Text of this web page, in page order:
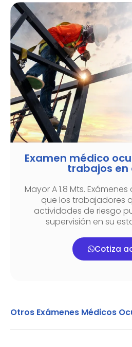
Examen médico
trabajos en
Mayor A 1.8 Mts.
que los trabajadores
actividades de riesgo
supervisión en su
Cotiza
Otros Exámenes Médicos